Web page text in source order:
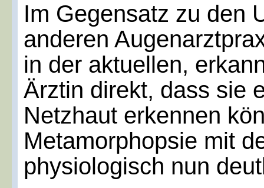
Im Gegensatz zu den
anderen
in der aktuellen,
Ärztin direkt, dass sie
Netzhaut erkennen
Metamorphopsie mit
physiologisch nun